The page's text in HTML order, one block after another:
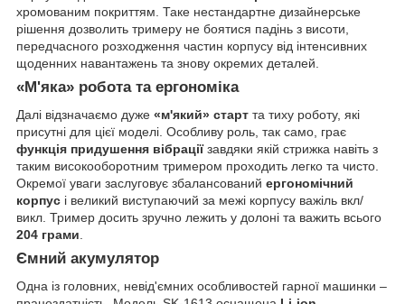
хромованим покриттям. Таке нестандартне дизайнерське
рішення дозволить тримеру не боятися падінь з висоти,
передчасного розходження частин корпусу від інтенсивних
щоденних навантажень та знову окремих деталей.
«М'яка» робота та ергономіка
Далі відзначаємо дуже «м'який» старт та тиху роботу, які
присутні для цієї моделі. Особливу роль, так само, грає
функція придушення вібраціїзавдяки якій стрижка навіть з
таким високооборотним тримером проходить легко та чисто.
Окремої уваги заслуговує збалансований ергономічний
корпус і великий виступаючий за межі корпусу важіль вкл/
викл. Тример досить зручно лежить у долоні та важить всього
204 грами
Ємний акумулятор
Одна із головних, невід'ємних особливостей гарної машинки –